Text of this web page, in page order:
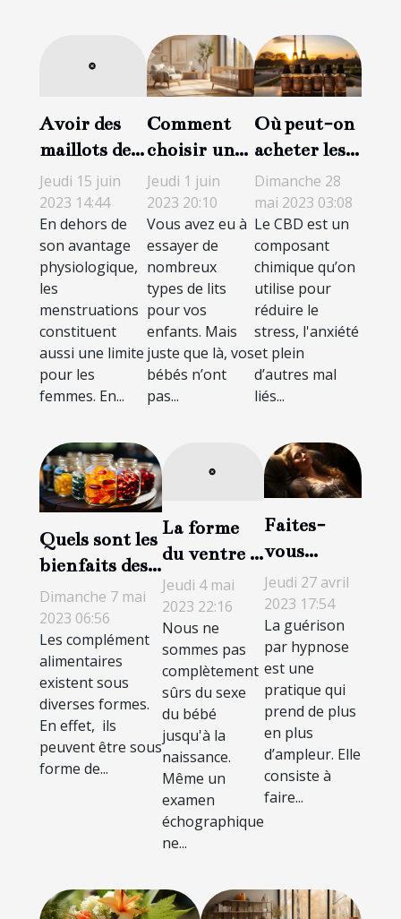
Avoir des
maillots de
bain
menstruels :
comment
bien faire
votre choix
?
Jeudi 15 juin
2023 14:44
En dehors de
son avantage
physiologique,
les
menstruations
constituent
aussi une limite
pour les
femmes. En...
Comment
choisir un
bon lit en
bois pour
son bébé ?
Jeudi 1 juin
2023 20:10
Vous avez eu à
essayer de
nombreux
types de lits
pour vos
enfants. Mais
juste que là, vos
bébés n’ont
pas...
Où peut-on
acheter les
produits
CBD à Paris
?
Dimanche 28
mai 2023 03:08
Le CBD est un
composant
chimique qu’on
utilise pour
réduire le
stress, l'anxiété
et plein
d’autres mal
liés...
Quels sont les
bienfaits des
compléments
malimentaires
?
Dimanche 7 mai
2023 06:56
Les complément
alimentaires
existent sous
diverses formes.
En effet, ils
peuvent être sous
forme de...
La forme
du ventre :
comment
savoir le
sexe du
bébé ?
Jeudi 4 mai
2023 22:16
Nous ne
sommes pas
complètement
sûrs du sexe
du bébé
jusqu'à la
naissance.
Même un
examen
échographique
ne...
Faites-
vous
guérir par
l’hypnose
Jeudi 27 avril
2023 17:54
La guérison
par hypnose
est une
pratique qui
prend de plus
en plus
d’ampleur. Elle
consiste à
faire...